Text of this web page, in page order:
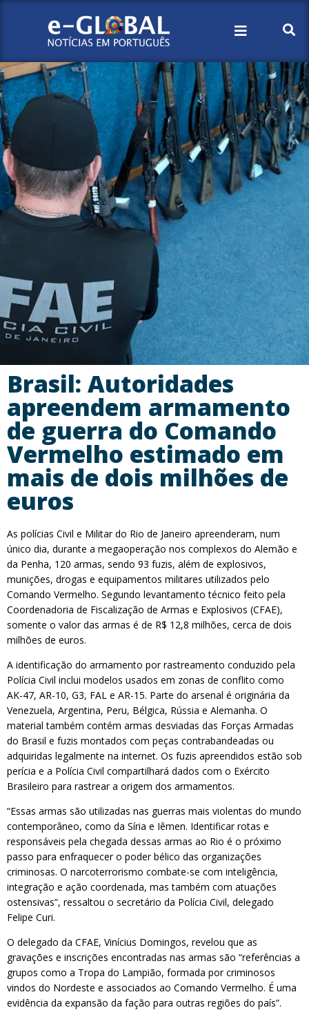
Brasil: Autoridades
apreendem armamento
de guerra do Comando
Vermelho estimado em
mais de dois milhões de
euros
As polícias Civil e Militar do Rio de Janeiro apreenderam, num
único dia, durante a megaoperação nos complexos do Alemão e
da Penha, 120 armas, sendo 93 fuzis, além de explosivos,
munições, drogas e equipamentos militares utilizados pelo
Comando Vermelho. Segundo levantamento técnico feito pela
Coordenadoria de Fiscalização de Armas e Explosivos (CFAE),
somente o valor das armas é de R$ 12,8 milhões, cerca de dois
milhões de euros.
A identificação do armamento por rastreamento conduzido pela
Polícia Civil inclui modelos usados em zonas de conflito como
AK-47, AR-10, G3, FAL e AR-15. Parte do arsenal é originária da
Venezuela, Argentina, Peru, Bélgica, Rússia e Alemanha. O
material também contém armas desviadas das Forças Armadas
do Brasil e fuzis montados com peças contrabandeadas ou
adquiridas legalmente na internet. Os fuzis apreendidos estão sob
perícia e a Polícia Civil compartilhará dados com o Exército
Brasileiro para rastrear a origem dos armamentos.
“Essas armas são utilizadas nas guerras mais violentas do mundo
contemporâneo, como da Síria e Iêmen. Identificar rotas e
responsáveis pela chegada dessas armas ao Rio é o próximo
passo para enfraquecer o poder bélico das organizações
criminosas. O narcoterrorismo combate-se com inteligência,
integração e ação coordenada, mas também com atuações
ostensivas”, ressaltou o secretário da Polícia Civil, delegado
Felipe Curi.
O delegado da CFAE, Vinícius Domingos, revelou que as
gravações e inscrições encontradas nas armas são “referências a
grupos como a Tropa do Lampião, formada por criminosos
vindos do Nordeste e associados ao Comando Vermelho. É uma
evidência da expansão da fação para outras regiões do país”.